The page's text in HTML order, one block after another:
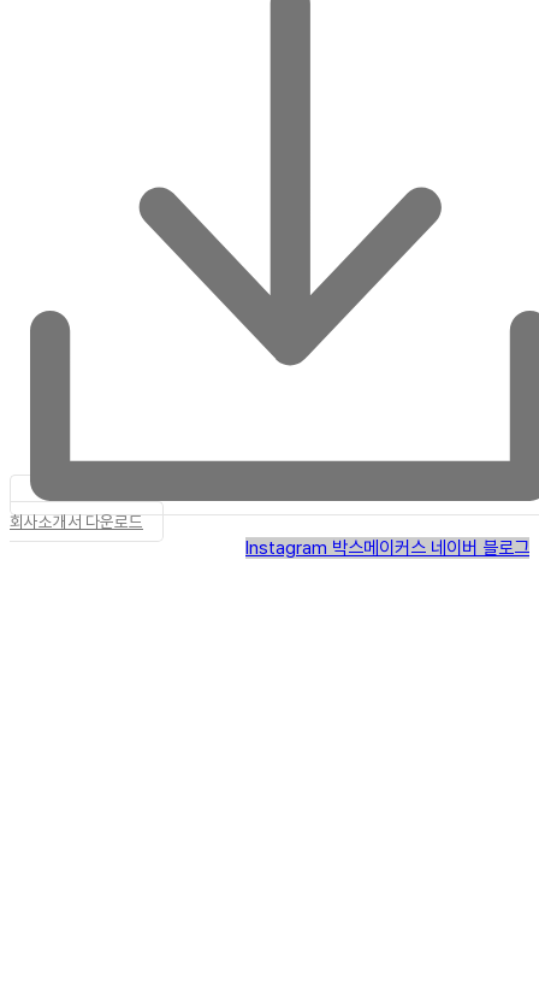
회사소개서 다운로드
Instagram 박스메이커스 네이버 블로그